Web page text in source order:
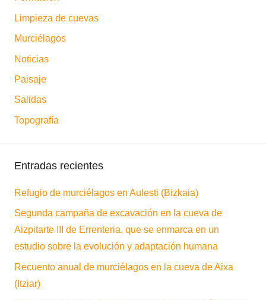
Limpieza de cuevas
Murciélagos
Noticias
Paisaje
Salidas
Topografía
Entradas recientes
Refugio de murciélagos en Aulesti (Bizkaia)
Segunda campaña de excavación en la cueva de
Aizpitarte III de Errenteria, que se enmarca en un
estudio sobre la evolución y adaptación humana
Recuento anual de murciélagos en la cueva de Aixa
(Itziar)